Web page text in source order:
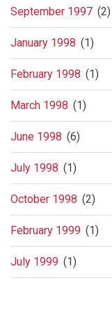
September 1997 (2)
January 1998 (1)
February 1998 (1)
March 1998 (1)
June 1998 (6)
July 1998 (1)
October 1998 (2)
February 1999 (1)
July 1999 (1)